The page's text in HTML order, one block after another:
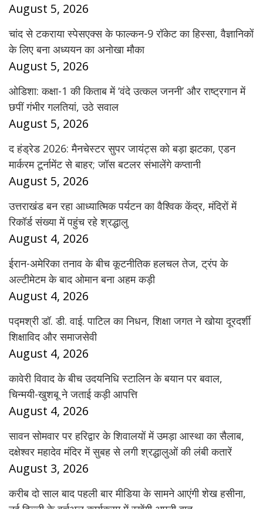
August 5, 2026
चांद से टकराया स्पेसएक्स के फाल्कन-9 रॉकेट का हिस्सा, वैज्ञानिकों
के लिए बना अध्ययन का अनोखा मौका
August 5, 2026
ओडिशा: कक्षा-1 की किताब में ‘वंदे उत्कल जननी’ और राष्ट्रगान में
छपीं गंभीर गलतियां, उठे सवाल
August 5, 2026
द हंड्रेड 2026: मैनचेस्टर सुपर जायंट्स को बड़ा झटका, एडन
मार्करम टूर्नामेंट से बाहर; जॉस बटलर संभालेंगे कप्तानी
August 5, 2026
उत्तराखंड बन रहा आध्यात्मिक पर्यटन का वैश्विक केंद्र, मंदिरों में
रिकॉर्ड संख्या में पहुंच रहे श्रद्धालु
August 4, 2026
ईरान-अमेरिका तनाव के बीच कूटनीतिक हलचल तेज, ट्रंप के
अल्टीमेटम के बाद ओमान बना अहम कड़ी
August 4, 2026
पद्मश्री डॉ. डी. वाई. पाटिल का निधन, शिक्षा जगत ने खोया दूरदर्शी
शिक्षाविद और समाजसेवी
August 4, 2026
कावेरी विवाद के बीच उदयनिधि स्टालिन के बयान पर बवाल,
चिन्मयी-खुशबू ने जताई कड़ी आपत्ति
August 4, 2026
सावन सोमवार पर हरिद्वार के शिवालयों में उमड़ा आस्था का सैलाब,
दक्षेश्वर महादेव मंदिर में सुबह से लगी श्रद्धालुओं की लंबी कतारें
August 3, 2026
करीब दो साल बाद पहली बार मीडिया के सामने आएंगी शेख हसीना,